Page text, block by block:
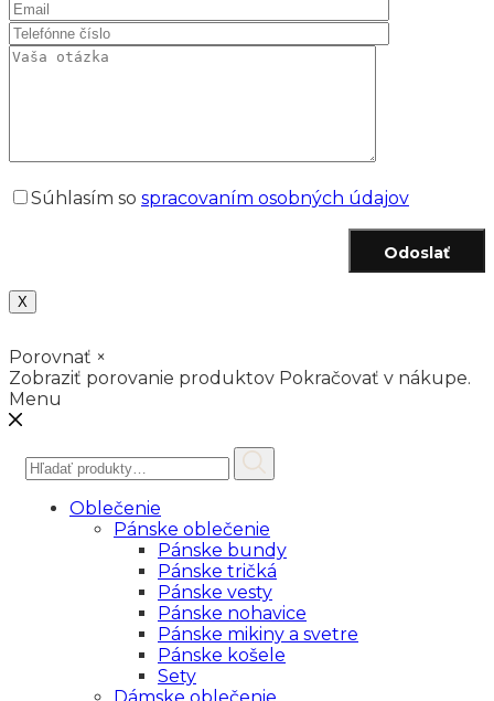
Súhlasím so spracovaním osobných údajov
Odoslať
X
Porovnať ×
Zobraziť porovanie produktov Pokračovať v nákupe.
Menu
Hľadať:
Oblečenie
Pánske oblečenie
Pánske bundy
Pánske tričká
Pánske vesty
Pánske nohavice
Pánske mikiny a svetre
Pánske košele
Sety
Dámske oblečenie